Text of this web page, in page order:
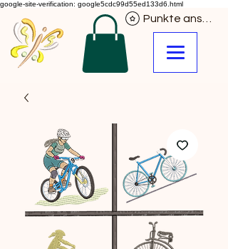
google-site-verification: google5cdc99d55ed133d6.html